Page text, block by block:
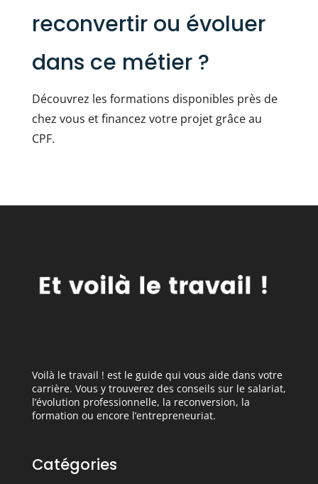
reconvertir ou évoluer
dans ce métier ?
Découvrez les formations disponibles près de
chez vous et financez votre projet grâce au
CPF.
Voilà le travail ! est le guide qui vous aide dans votre
carrière. Vous y trouverez des conseils sur le salariat,
l’évolution professionnelle, la reconversion, la
formation ou encore l’entrepreneuriat.
Catégories